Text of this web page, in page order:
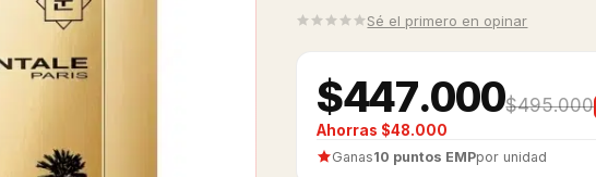
Sé el primero en opinar
$447.000$495.000
Ahorras $48.000
Ganas10 puntos EMPpor unidad